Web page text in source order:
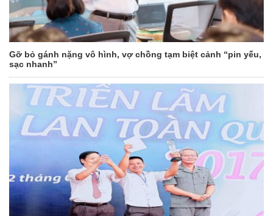
Gỡ bỏ gánh nặng vô hình, vợ chồng tạm biệt cảnh “pin yếu,
sạc nhanh”